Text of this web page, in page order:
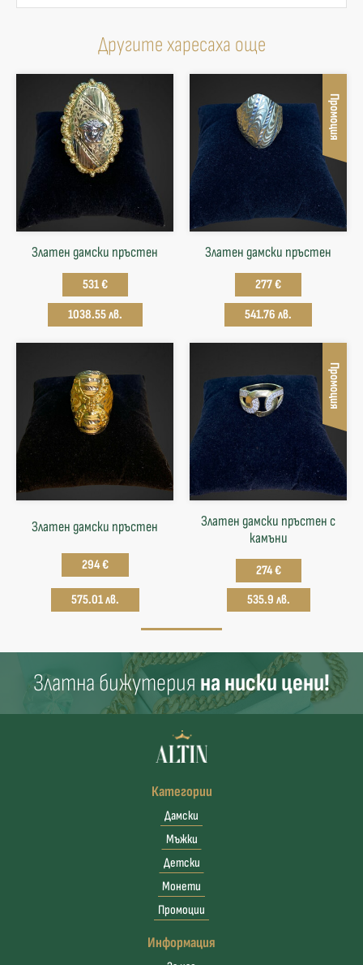
Другите харесаха още
Златен дамски пръстен
531 €
1038.55 лв.
Промоция
Златен дамски пръстен
277 €
541.76 лв.
Златен дамски пръстен
294 €
575.01 лв.
Промоция
Златен дамски пръстен с
камъни
274 €
535.9 лв.
Златна бижутерия на ниски цени!
Категории
Дамски
Мъжки
Детски
Монети
Промоции
Информация